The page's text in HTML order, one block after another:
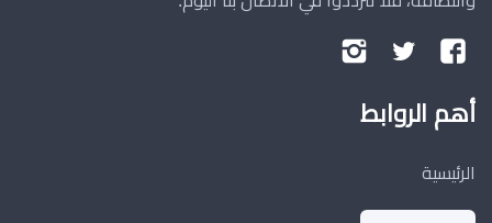
تابعنا
فيسبوك
تابعنا
تويتر
أهم الروابط
الرئيسية